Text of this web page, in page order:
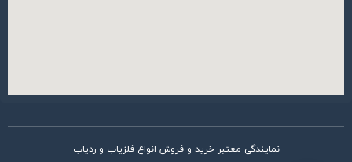
نمایندگی معتبر خرید و فروش انواع فلزیاب و ردیاب